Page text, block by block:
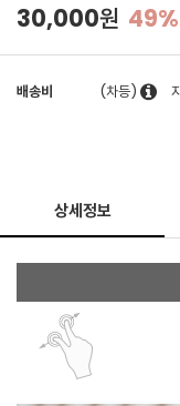
30,000원 49%
배송비 (차등)
상세정보